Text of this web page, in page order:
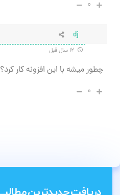
۰
dj
چطور میشه با این افزونه کار کرد؟
۰